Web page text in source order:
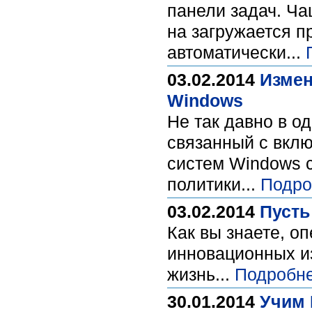
панели задач.
на загружается
автоматически...
03.02.2014
Windows
Не так давно в
связанный с
систем Windows
политики...
03.02.2014
Как вы знаете,
инновационных
жизнь...
30.01.2014 Учим